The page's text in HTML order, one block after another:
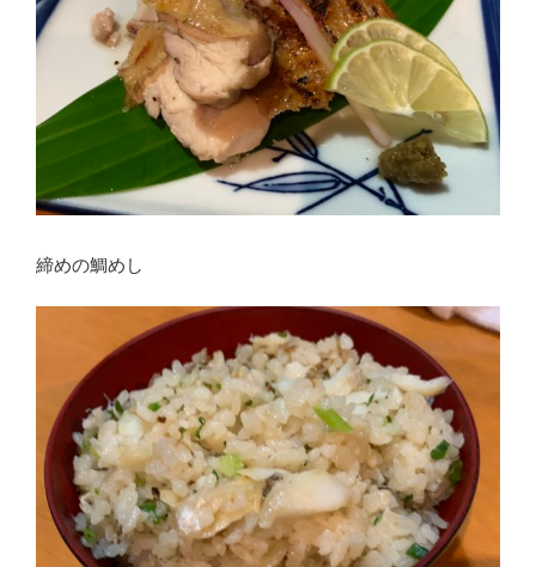
締めの鯛めし